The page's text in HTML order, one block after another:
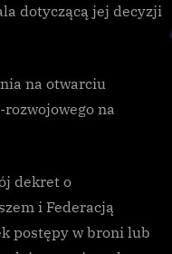
dotyczącą jej decyzji
na otwarciu
na
dekret o
i Federacją
postępy w broni lub